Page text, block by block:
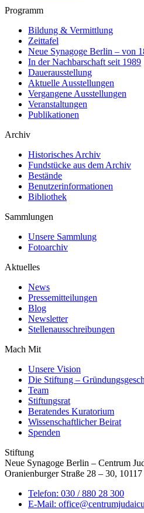
Programm
Bildung & Vermittlung
Zeittafel
Neue Synagoge Berlin – von
In der Nachbarschaft seit 1989
Dauerausstellung
Aktuelle Ausstellungen
Vergangene Ausstellungen
Veranstaltungen
Publikationen
Archiv
Historisches Archiv
Fundstücke aus dem Archiv
Bestände
Benutzerinformationen
Bibliothek
Sammlungen
Unsere Sammlung
Fotoarchiv
Aktuelles
News
Pressemitteilungen
Blog
Newsletter
Stellenausschreibungen
Mach Mit
Unsere Vision
Die Stiftung –
Team
Stiftungsrat
Beratendes Kuratorium
Wissenschaftlicher Beirat
Spenden
Stiftung
Neue Synagoge Berlin – Centrum
Oranienburger Straße 28 – 30,
Telefon: 030 / 880 28 300
E-Mail: